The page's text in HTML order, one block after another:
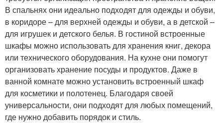
В спальнях они идеально подходят для одежды и обуви,
в коридоре – для верхней одежды и обуви, а в детской –
для игрушек и детского белья. В гостиной встроенные
шкафы можно использовать для хранения книг, декора
или технического оборудования. На кухне они помогут
организовать хранение посуды и продуктов. Даже в
ванной комнате можно установить встроенный шкаф
для косметики и полотенец. Благодаря своей
универсальности, они подходят для любых помещений,
где нужно добавить порядок и стиль.